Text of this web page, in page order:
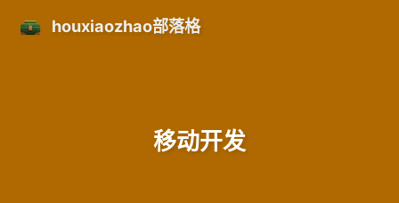
houxiaozhao部落格
移动开发